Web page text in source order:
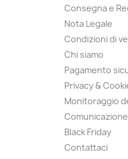
Consegna e
Nota Legale
Condizioni di
Chi siamo
Pagamento
Privacy &
Monitoraggio
Black Friday
Contattaci